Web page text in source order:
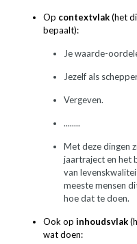
Op contextvlak(het
bepaalt):
Je waarde-
Jezelf als
Vergeven.
........
Met deze dingen
jaartraject en het
van
meeste mensen
hoe dat te doen.
Ook op inhoudsvlak
wat doen: